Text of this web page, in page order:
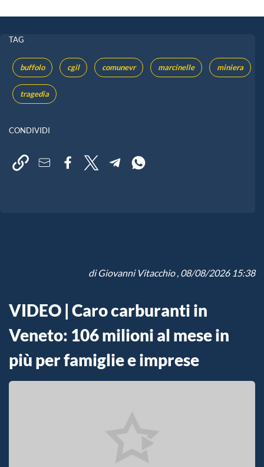
TAG
buffolo cgil comunevr marcinelle miniera
tragedia
CONDIVIDI
diGiovanni Vitacchio, 08/08/2026 15:38
VIDEO | Caro carburanti in
Veneto: 106 milioni al mese in
più per famiglie e imprese